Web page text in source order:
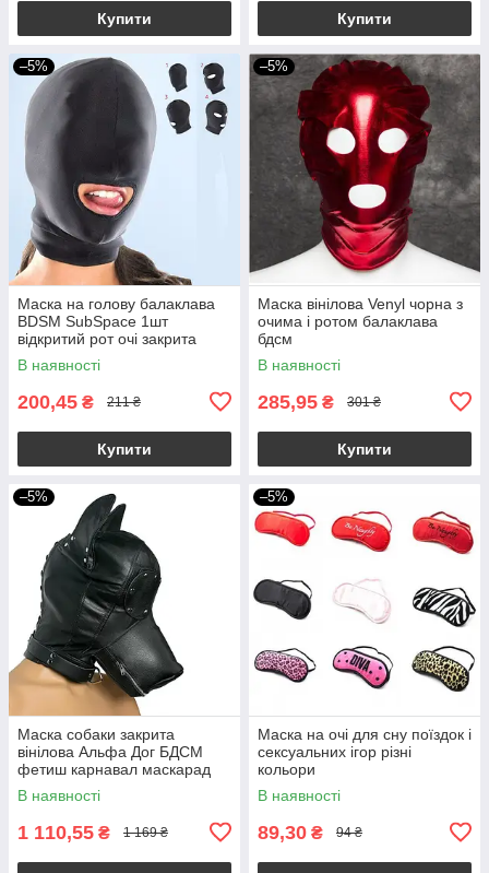
Купити Купити
–5%
Маска на голову балаклава
BDSM SubSpace 1шт
відкритий рот очі закрита
бдсм
В наявності
200,45 ₴ 211 ₴
Купити
–5%
Маска вінілова Venyl чорна з
очима і ротом балаклава
бдсм
В наявності
285,95 ₴ 301 ₴
Купити
–5%
Маска собаки закрита
вінілова Альфа Дог БДСМ
фетиш карнавал маскарад
В наявності
1 110,55 ₴ 1 169 ₴
–5%
Маска на очі для сну поїздок і
сексуальних ігор різні
кольори
В наявності
89,30 ₴ 94 ₴